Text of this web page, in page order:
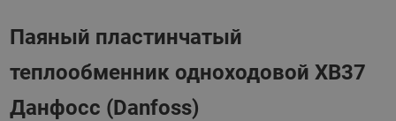
Паяный пластинчатый
теплообменник одноходовой XB37
Данфосс (Danfoss)